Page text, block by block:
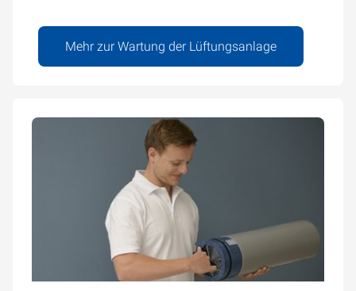
Mehr zur Wartung der Lüftungsanlage